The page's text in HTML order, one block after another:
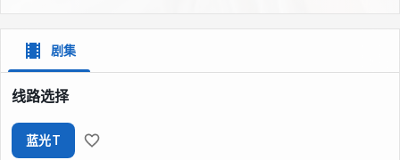
剧集
线路选择
蓝光T